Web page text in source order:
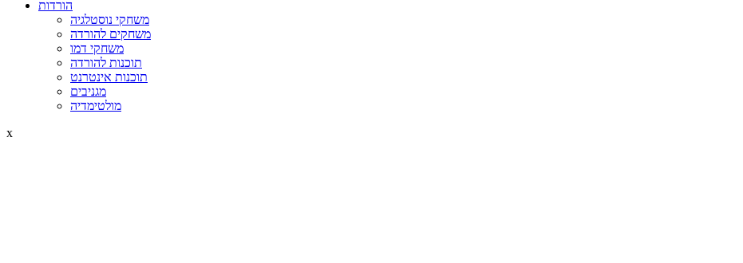
הורדות
משחקי נוסטלגיה
משחקים להורדה
משחקי דמו
תוכנות להורדה
תוכנות אינטרנט
מגניבים
מולטימדיה
x